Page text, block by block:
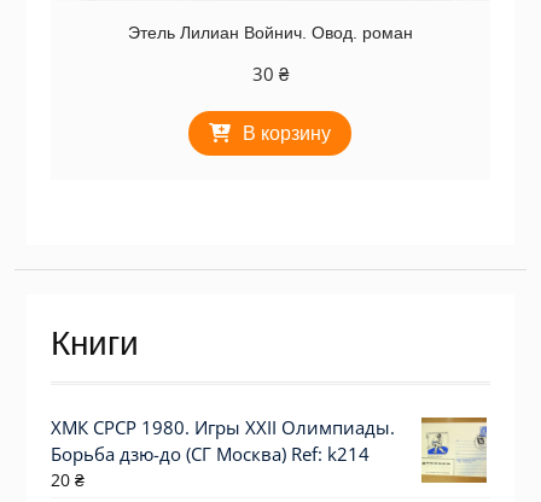
Этель Лилиан Войнич. Овод. роман
30 ₴
В корзину
Книги
ХМК СРСР 1980. Игры XXII Олимпиады.
Борьба дзю-до (СГ Москва) Ref: k214
20 ₴